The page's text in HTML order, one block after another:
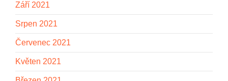
Září 2021
Srpen 2021
Červenec 2021
Květen 2021